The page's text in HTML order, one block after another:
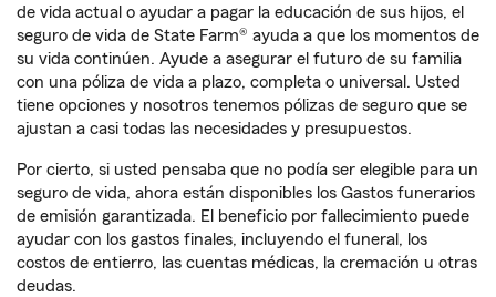
de vida actual o ayudar a pagar la educación de sus hijos, el
seguro de vida de State Farm® ayuda a que los momentos de
su vida continúen. Ayude a asegurar el futuro de su familia
con una póliza de vida a plazo, completa o universal. Usted
tiene opciones y nosotros tenemos pólizas de seguro que se
ajustan a casi todas las necesidades y presupuestos.
Por cierto, si usted pensaba que no podía ser elegible para un
seguro de vida, ahora están disponibles los Gastos funerarios
de emisión garantizada. El beneficio por fallecimiento puede
ayudar con los gastos finales, incluyendo el funeral, los
costos de entierro, las cuentas médicas, la cremación u otras
deudas.